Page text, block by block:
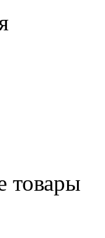
товары